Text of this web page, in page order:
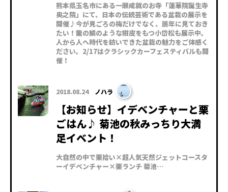
熊本県玉名市にある一願成就のお寺「蓮華院誕生寺
奥之院」にて、日本の伝統芸術である盆栽の展示を
開催♪今が見ごろの梅だけでなく、辰年に見ておき
たい！龍の鱗のような樹皮をもつ小岱松も展示中。
人から人へ時代を紡いできた盆栽の魅力をご体感く
ださい。2/17はクラシックカーフェスティバルも開
催！
2018.08.24 ノハラ
【お知らせ】イデベンチャーと栗
ごはん♪ 菊池の秋みっちり大満
足イベント！
大自然の中で栗拾い×超人気天然ジェットコースタ
ーイデベンチャー×栗ランチ 菊池…